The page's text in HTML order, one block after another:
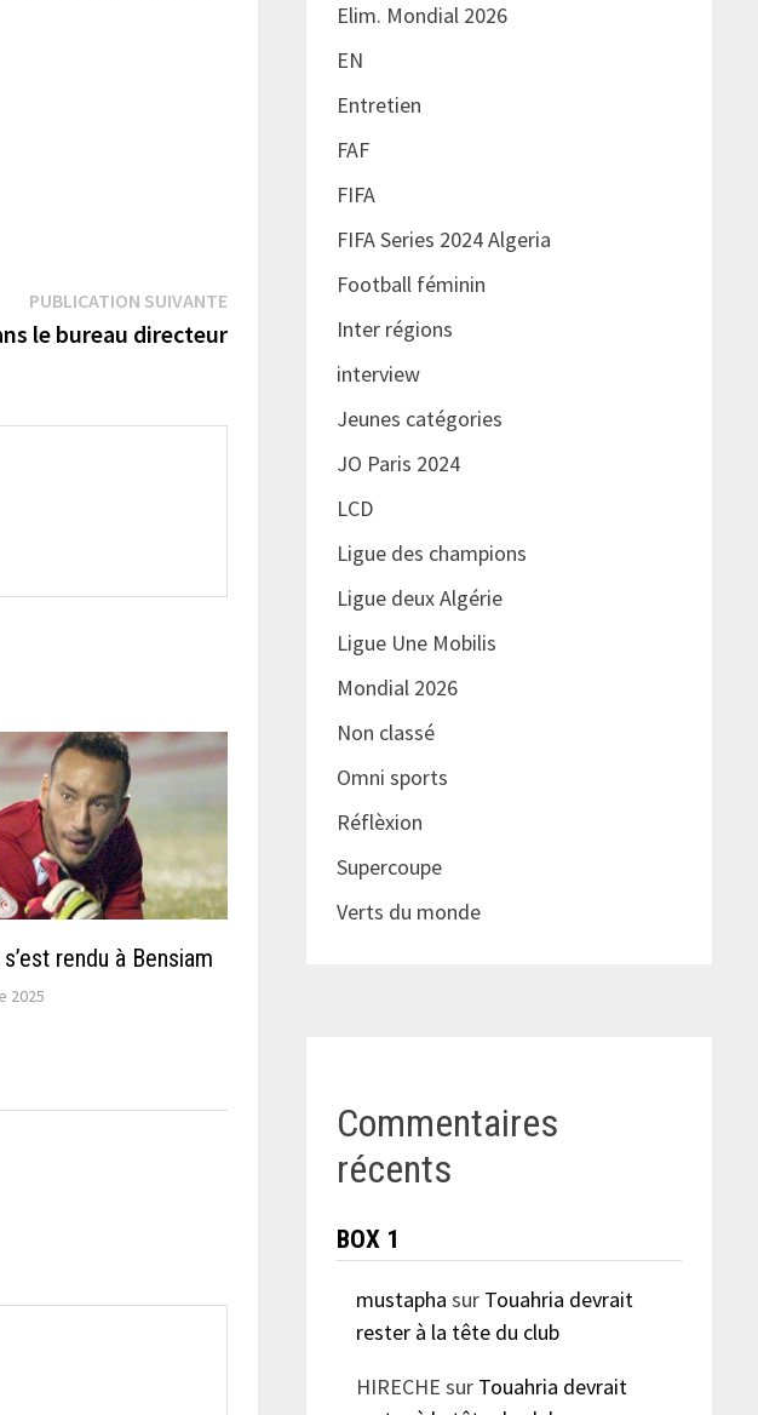
PUBLICATION SUIVANTEPublication
suivante :
le bureau directeur
rendu à Bensiam
2025
Elim. Mondial 2026
EN
Entretien
FAF
FIFA
FIFA Series 2024 Algeria
Football féminin
Inter régions
interview
Jeunes catégories
JO Paris 2024
LCD
Ligue des champions
Ligue deux Algérie
Ligue Une Mobilis
Mondial 2026
Non classé
Omni sports
Réflèxion
Supercoupe
Verts du monde
Commentaires
récents
BOX 1
mustapha sur Touahria devrait
rester à la tête du club
HIRECHE sur Touahria devrait